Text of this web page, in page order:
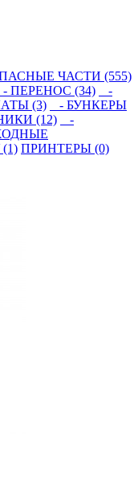
ЧАСТИ (555)
- ПЕРЕНОС (34)
-
(3)
- БУНКЕРЫ
(12)
-
ПРИНТЕРЫ (0)